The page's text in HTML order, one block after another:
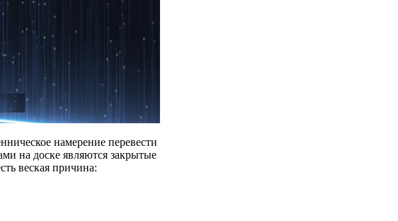
намерение перевести
на доске являются закрытые
веская причина: